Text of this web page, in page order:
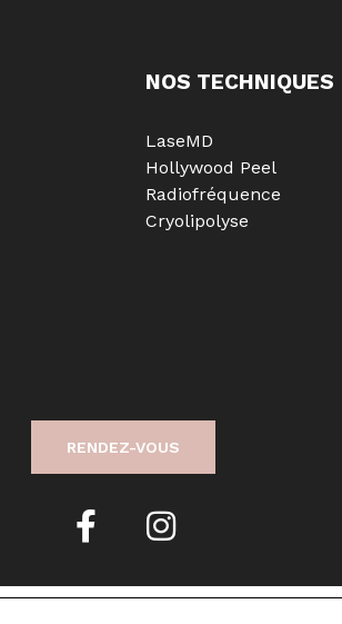
NOS TECHNIQUES
LaseMD
Hollywood Peel
Radiofréquence
Cryolipolyse
RENDEZ-VOUS